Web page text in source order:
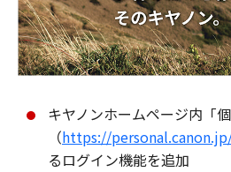
キヤノンホームページ内「
（https://
るログイン機能を追加